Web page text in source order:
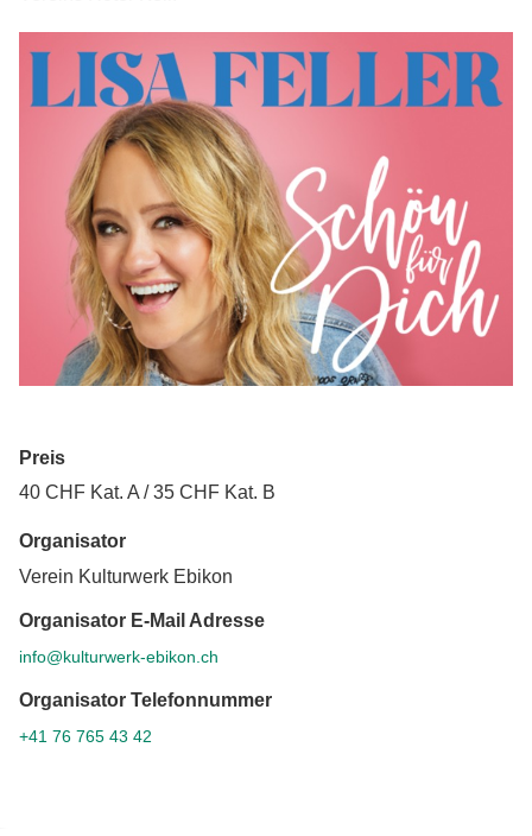
Preis
40 CHF Kat. A / 35 CHF Kat. B
Organisator
Verein Kulturwerk Ebikon
Organisator E-Mail Adresse
info@kulturwerk-ebikon.ch
Organisator Telefonnummer
+41 76 765 43 42